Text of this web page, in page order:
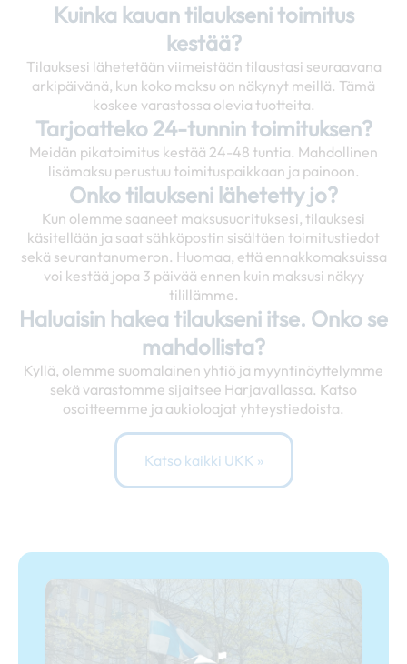
Kuinka kauan tilaukseni toimitus
kestää?
Tilauksesi lähetetään viimeistään tilaustasi seuraavana
arkipäivänä, kun koko maksu on näkynyt meillä. Tämä
koskee varastossa olevia tuotteita.
Tarjoatteko 24-tunnin toimituksen?
Meidän pikatoimitus kestää 24-48 tuntia. Mahdollinen
lisämaksu perustuu toimituspaikkaan ja painoon.
Onko tilaukseni lähetetty jo?
Kun olemme saaneet maksusuorituksesi, tilauksesi
käsitellään ja saat sähköpostin sisältäen toimitustiedot
sekä seurantanumeron. Huomaa, että ennakkomaksuissa
voi kestää jopa 3 päivää ennen kuin maksusi näkyy
tilillämme.
Haluaisin hakea tilaukseni itse. Onko se
mahdollista?
Kyllä, olemme suomalainen yhtiö ja myyntinäyttelymme
sekä varastomme sijaitsee Harjavallassa. Katso
osoitteemme ja aukioloajat yhteystiedoista.
Katso kaikki UKK »